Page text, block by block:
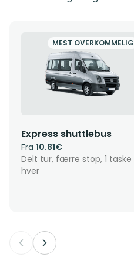
MEST OVERKOMMELIG
Express shuttlebus
Fra 10.81€
Delt tur, færre stop, 1 taske
hver